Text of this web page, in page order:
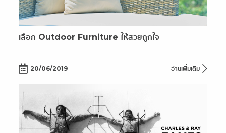
เลือก Outdoor Furniture ให้สวยถูกใจ
20/06/2019 อ่านเพิ่มเติม